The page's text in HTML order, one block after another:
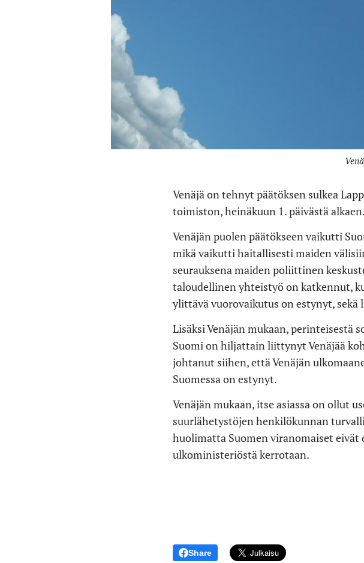
Venäjä on tehnyt päätöksen sulkea
toimiston, heinäkuun 1. päivästä alkaen.
Venäjän puolen päätökseen vaikutti
mikä vaikutti haitallisesti maiden
seurauksena maiden poliittinen
taloudellinen yhteistyö on katkennut,
ylittävä vuorovaikutus on estynyt,
Lisäksi Venäjän mukaan,
Suomi on hiljattain liittynyt Venäjää
johtanut siihen, että Venäjän
Suomessa on estynyt.
Venäjän mukaan, itse asiassa on ollut
suurlähetystöjen henkilökunnan
huolimatta Suomen viranomaiset eivät
ulkoministeriöstä kerrotaan.
Share